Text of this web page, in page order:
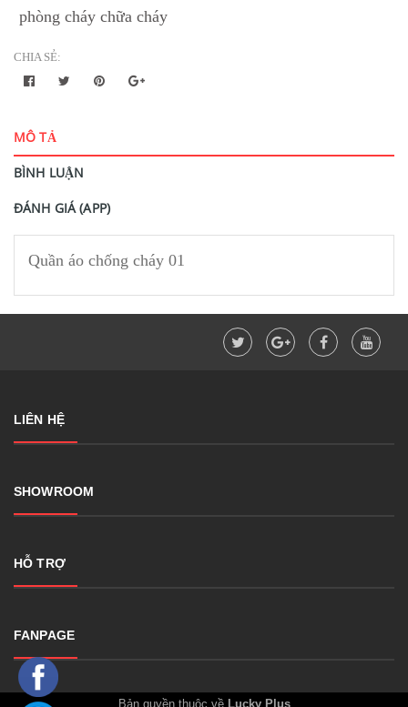
phòng cháy chữa cháy
CHIA SẺ:
MÔ TẢ
BÌNH LUẬN
ĐÁNH GIÁ (APP)
Quần áo chống cháy 01
LIÊN HỆ
SHOWROOM
HỖ TRỢ
FANPAGE
Bản quyền thuộc về Lucky Plus